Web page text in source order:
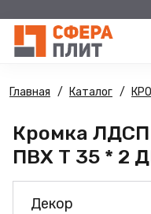
Главная Каталог
Кромка ЛДСП
ПВХ Т 35 * 2
Декор